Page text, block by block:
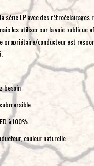
série LP avec des
les utiliser sur la voie publique
propriétaire/conducteur est
besoin
à 100%.
couleur naturelle